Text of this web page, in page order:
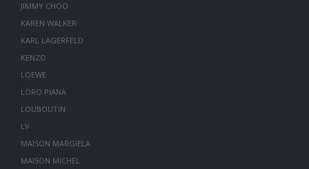
JIMMY CHOO
KAREN WALKER
KARL LAGERFELD
KENZO
LOEWE
LORO PIANA
LOUBOUTIN
LV
MAISON MARGIELA
MAISON MICHEL